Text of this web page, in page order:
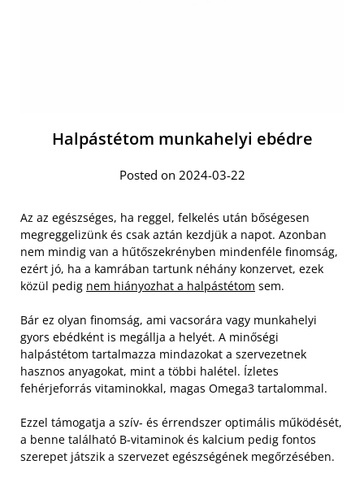
Halpástétom munkahelyi ebédre
Posted on 2024-03-22
Az az egészséges, ha reggel, felkelés után bőségesen
megreggelizünk és csak aztán kezdjük a napot. Azonban
nem mindig van a hűtőszekrényben mindenféle finomság,
ezért jó, ha a kamrában tartunk néhány konzervet, ezek
közül pedig nem hiányozhat a halpástétom sem.
Bár ez olyan finomság, ami vacsorára vagy munkahelyi
gyors ebédként is megállja a helyét. A minőségi
halpástétom tartalmazza mindazokat a szervezetnek
hasznos anyagokat, mint a többi halétel. Ízletes
fehérjeforrás vitaminokkal, magas Omega3 tartalommal.
Ezzel támogatja a szív- és érrendszer optimális működését,
a benne található B-vitaminok és kalcium pedig fontos
szerepet játszik a szervezet egészségének megőrzésében.